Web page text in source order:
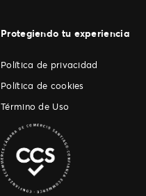
Protegiendo tu experiencia
Política de privacidad
Política de cookies
Término de Uso